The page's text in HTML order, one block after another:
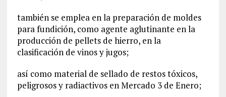
también se emplea en la preparación de moldes
para fundición, como agente aglutinante en la
producción de pellets de hierro, en la
clasificación de vinos y jugos;
así como material de sellado de restos tóxicos,
peligrosos y radiactivos en Mercado 3 de Enero;